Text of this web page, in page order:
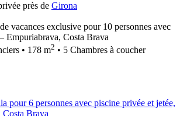
près de Girona
vacances exclusive pour 10 personnes avec
Empuriabrava, Costa Brava
• 178 m2 • 5 Chambres à coucher